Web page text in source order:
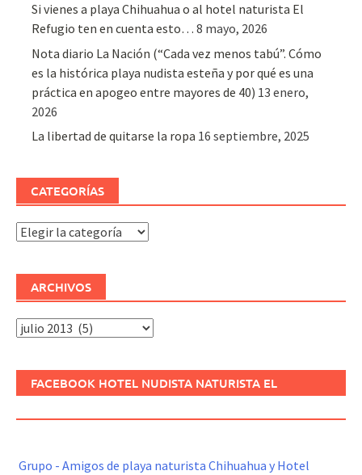
Si vienes a playa Chihuahua o al hotel naturista El
Refugio ten en cuenta esto… 8 mayo, 2026
Nota diario La Nación (“Cada vez menos tabú”. Cómo
es la histórica playa nudista esteña y por qué es una
práctica en apogeo entre mayores de 40) 13 enero,
2026
La libertad de quitarse la ropa 16 septiembre, 2025
CATEGORÍAS
Categorías
ARCHIVOS
Archivos
FACEBOOK HOTEL NUDISTA NATURISTA EL
Grupo - Amigos de playa naturista Chihuahua y Hotel